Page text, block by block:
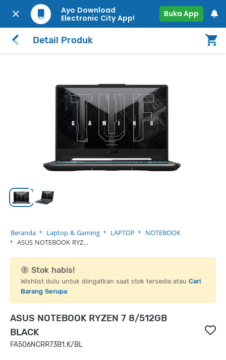
Ayo Download
Electronic City App!
Buka App
Detail Produk
Beranda Laptop & Gaming LAPTOP
NOTEBOOK
ASUS NOTEBOOK RYZ…
Stok habis!
Wishlist dulu untuk diingatkan saat stok tersedia atau Cari
Barang Serupa
ASUS NOTEBOOK RYZEN 7 8/512GB
BLACK
FA506NCRR73B1.K/BL